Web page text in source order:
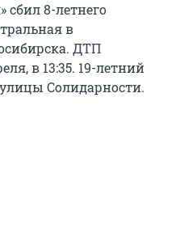
сбил 8-летнего
в
ДТП
в 13:35. 19-летний
Солидарности.